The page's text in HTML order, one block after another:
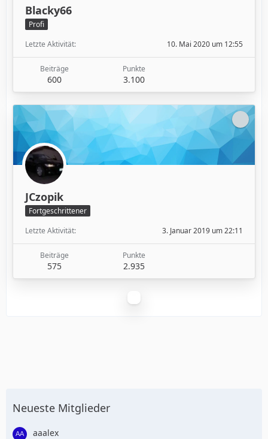
Blacky66
Profi
Letzte Aktivität
10. Mai 2020 um 12:55
Beiträge
600
Punkte
3.100
JCzopik
Fortgeschrittener
Letzte Aktivität
3. Januar 2019 um 22:11
Beiträge
575
Punkte
2.935
Neueste Mitglieder
aaalex